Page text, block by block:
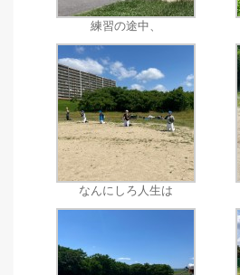
練習の途中、
なんにしろ人生は